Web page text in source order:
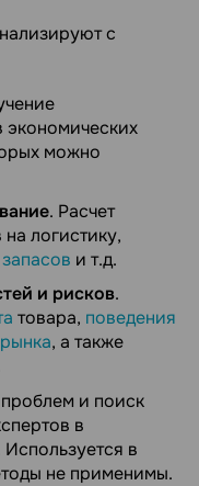
с
экономических
можно
. Расчет
логистику,
и т.д.
и рисков.
товара, поведения
, а также
и поиск
в
в
не применимы.